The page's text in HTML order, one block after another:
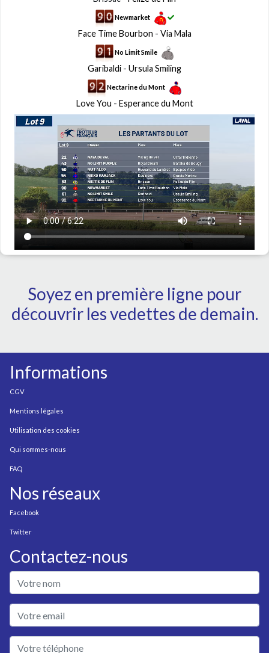
Newmarket
Face Time Bourbon - Via Mala
No Limit Smile
Garibaldi - Ursula Smiling
Nectarine du Mont
Love You - Esperance du Mont
Soyez en première ligne pour
découvrir les vedettes de demain.
Informations
CGV
Mentions légales
Utilisation des cookies
Qui sommes-nous
FAQ
Nos réseaux
Facebook
Twitter
Contactez-nous